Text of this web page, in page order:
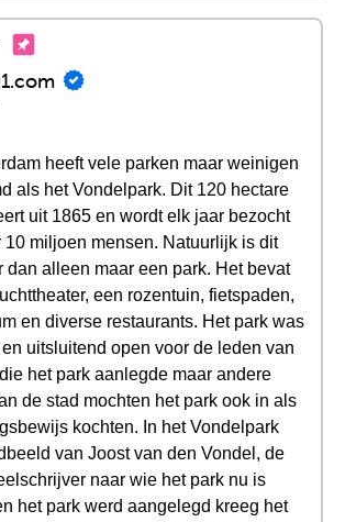
heeft vele parken maar weinigen
als het Vondelpark. Dit 120 hectare
uit 1865 en wordt elk jaar bezocht
10 miljoen mensen. Natuurlijk is dit
dan alleen maar een park. Het bevat
een rozentuin, fietspaden,
en diverse restaurants. Het park was
uitsluitend open voor de leden van
het park aanlegde maar andere
de stad mochten het park ook in als
kochten. In het Vondelpark
van Joost van den Vondel, de
naar wie het park nu is
het park werd aangelegd kreeg het